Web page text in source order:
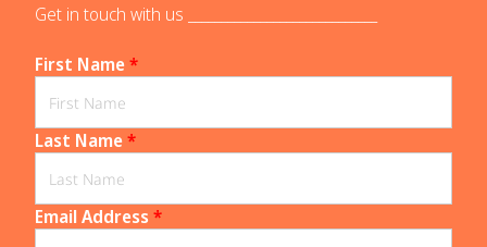
Get in touch with us _____________________________
First Name*
Last Name*
Email Address *